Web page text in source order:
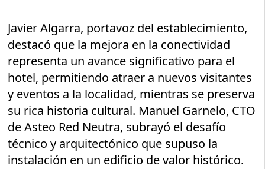
Javier Algarra, portavoz del establecimiento,
destacó que la mejora en la conectividad
representa un avance significativo para el
hotel, permitiendo atraer a nuevos visitantes
y eventos a la localidad, mientras se preserva
su rica historia cultural. Manuel Garnelo, CTO
de Asteo Red Neutra, subrayó el desafío
técnico y arquitectónico que supuso la
instalación en un edificio de valor histórico.